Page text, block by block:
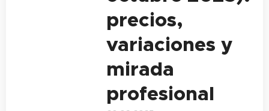
precios,
variaciones y
mirada
profesional